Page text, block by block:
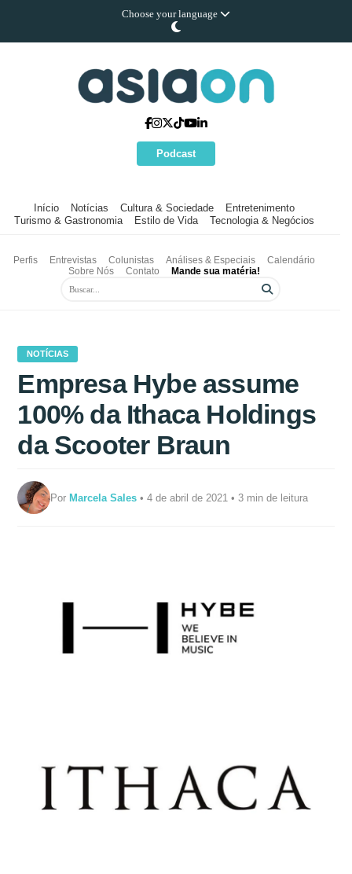
Choose your language
Podcast
Início Notícias Cultura & Sociedade
Entretenimento
Turismo & Gastronomia
Estilo de Vida Tecnologia & Negócios
Perfis Entrevistas Colunistas Análises & Especiais
Calendário
Sobre Nós
Contato Mande sua matéria!
NOTÍCIAS
Empresa Hybe assume
100% da Ithaca Holdings
da Scooter Braun
PorMarcela Sales • 4 de abril de 2021 • 3 min de leitura